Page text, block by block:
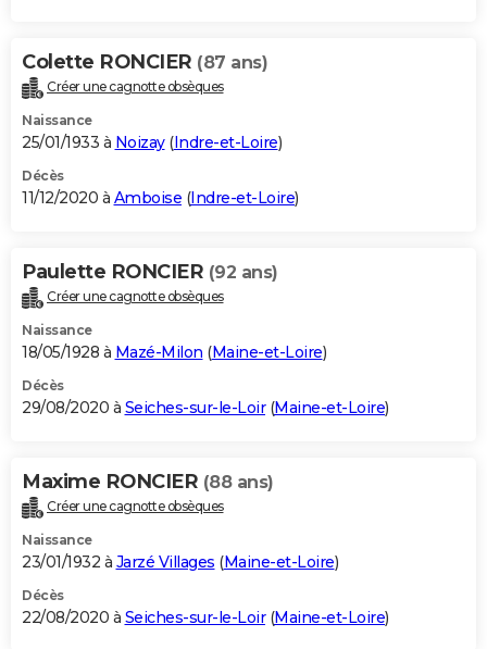
Colette RONCIER (87 ans)
Créer une cagnotte obsèques
Naissance
25/01/1933 à Noizay(Indre-et-Loire)
Décès
11/12/2020 à Amboise (Indre-et-Loire)
Paulette RONCIER (92 ans)
Créer une cagnotte obsèques
Naissance
18/05/1928 à Mazé-Milon (Maine-et-Loire)
Décès
29/08/2020 à Seiches-sur-le-Loir(Maine-et-Loire)
Maxime RONCIER (88 ans)
Créer une cagnotte obsèques
Naissance
23/01/1932 à Jarzé Villages (Maine-et-Loire)
Décès
22/08/2020 à Seiches-sur-le-Loir(Maine-et-Loire)